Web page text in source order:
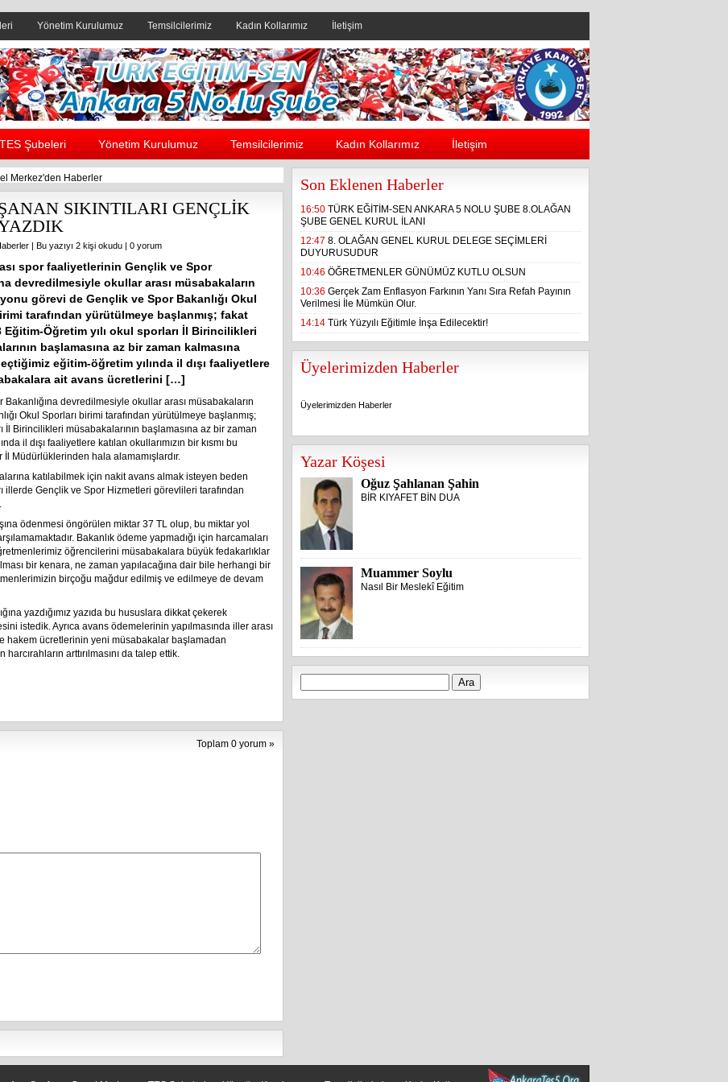
Yönetim Kurulumuz Temsilcilerimiz Kadın Kollarımız İletişim
Header yanı reklam alanı
TES Şubeleri Yönetim Kurulumuz Temsilcilerimiz Kadın Kollarımız İletişim
Merkez'den Haberler
SIKINTILARI GENÇLİK
| Bu yazıyı 2 kişi okudu | 0 yorum
spor faaliyetlerinin Gençlik ve Spor
devredilmesiyle okullar arası müsabakaların
görevi de Gençlik ve Spor Bakanlığı Okul
tarafından yürütülmeye başlanmış; fakat
Eğitim-Öğretim yılı okul sporları İl Birincilikleri
başlamasına az bir zaman kalmasına
eğitim-öğretim yılında il dışı faaliyetlere
ait avans ücretlerini […]
devredilmesiyle okullar arası müsabakaların
Okul Sporları birimi tarafından yürütülmeye başlanmış;
İl Birincilikleri müsabakalarının başlamasına az bir zaman
il dışı faaliyetlere katılan okullarımızın bir kısmı bu
Müdürlüklerinden hala alamamışlardır.
katılabilmek için nakit avans almak isteyen beden
Gençlik ve Spor Hizmetleri görevlileri tarafından
ödenmesi öngörülen miktar 37 TL olup, bu miktar yol
Bakanlık ödeme yapmadığı için harcamaları
öğrencilerini müsabakalara büyük fedakarlıklar
bir kenara, ne zaman yapılacağına dair bile herhangi bir
birçoğu mağdur edilmiş ve edilmeye de devam
yazdığımız yazıda bu hususlara dikkat çekerek
istedik. Ayrıca avans ödemelerinin yapılmasında iller arası
hakem ücretlerinin yeni müsabakalar başlamadan
arttırılmasını da talep ettik.
Toplam 0 yorum »
Son Eklenen Haberler
16:50 TÜRK EĞİTİM-SEN ANKARA 5 NOLU ŞUBE 8.OLAĞAN
ŞUBE GENEL KURUL İLANI
12:47 8. OLAĞAN GENEL KURUL DELEGE SEÇİMLERİ
DUYURUSUDUR
10:46 ÖĞRETMENLER GÜNÜMÜZ KUTLU OLSUN
10:36 Gerçek Zam Enflasyon Farkının Yanı Sıra Refah Payının
Verilmesi İle Mümkün Olur.
14:14 Türk Yüzyılı Eğitimle İnşa Edilecektir!
Üyelerimizden Haberler
Üyelerimizden Haberler
Yazar Köşesi
Oğuz Şahlanan Şahin
BİR KIYAFET BİN DUA
Muammer Soylu
Nasıl Bir Meslekî Eğitim
Arama: